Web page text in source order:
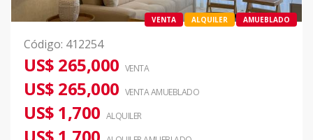
VENTA ALQUILER AMUEBLADO
Código: 412254
US$ 265,000 VENTA
US$ 265,000 VENTA AMUEBLADO
US$ 1,700 ALQUILER